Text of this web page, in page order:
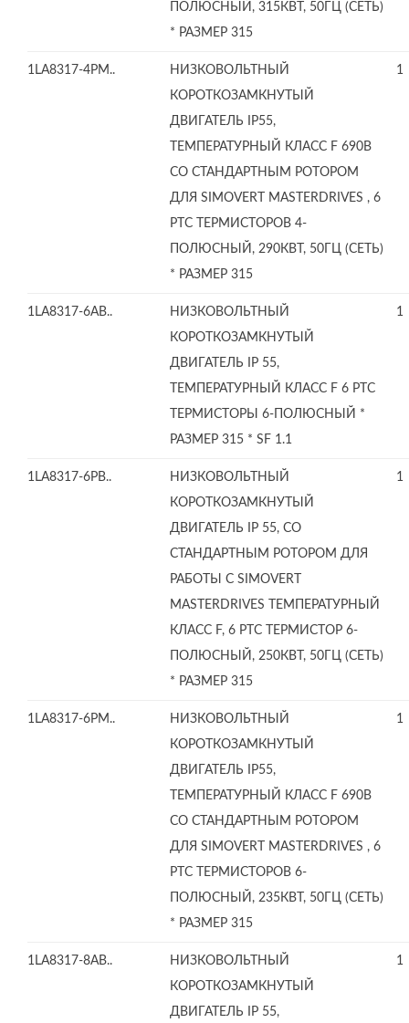
ПОЛЮСНЫЙ, 315КВТ, 50ГЦ (СЕТЬ)
* РАЗМЕР 315
1LA8317-4PM..
НИЗКОВОЛЬТНЫЙ
КОРОТКОЗАМКНУТЫЙ
ДВИГАТЕЛЬ IP55,
ТЕМПЕРАТУРНЫЙ КЛАСС F 690В
СО СТАНДАРТНЫМ РОТОРОМ
ДЛЯ SIMOVERT MASTERDRIVES , 6
PTC ТЕРМИСТОРОВ 4-
ПОЛЮСНЫЙ, 290КВТ, 50ГЦ (СЕТЬ)
* РАЗМЕР 315
1
1LA8317-6AB..
НИЗКОВОЛЬТНЫЙ
КОРОТКОЗАМКНУТЫЙ
ДВИГАТЕЛЬ IP 55,
ТЕМПЕРАТУРНЫЙ КЛАСС F 6 PTC
ТЕРМИСТОРЫ 6-ПОЛЮСНЫЙ *
РАЗМЕР 315 * SF 1.1
1
1LA8317-6PB..
НИЗКОВОЛЬТНЫЙ
КОРОТКОЗАМКНУТЫЙ
ДВИГАТЕЛЬ IP 55, СО
СТАНДАРТНЫМ РОТОРОМ ДЛЯ
РАБОТЫ С SIMOVERT
MASTERDRIVES ТЕМПЕРАТУРНЫЙ
КЛАСС F, 6 PTC ТЕРМИСТОР 6-
ПОЛЮСНЫЙ, 250КВТ, 50ГЦ (СЕТЬ)
* РАЗМЕР 315
1
1LA8317-6PM..
НИЗКОВОЛЬТНЫЙ
КОРОТКОЗАМКНУТЫЙ
ДВИГАТЕЛЬ IP55,
ТЕМПЕРАТУРНЫЙ КЛАСС F 690В
СО СТАНДАРТНЫМ РОТОРОМ
ДЛЯ SIMOVERT MASTERDRIVES , 6
PTC ТЕРМИСТОРОВ 6-
ПОЛЮСНЫЙ, 235КВТ, 50ГЦ (СЕТЬ)
* РАЗМЕР 315
1
1LA8317-8AB..
НИЗКОВОЛЬТНЫЙ
КОРОТКОЗАМКНУТЫЙ
ДВИГАТЕЛЬ IP 55,
1